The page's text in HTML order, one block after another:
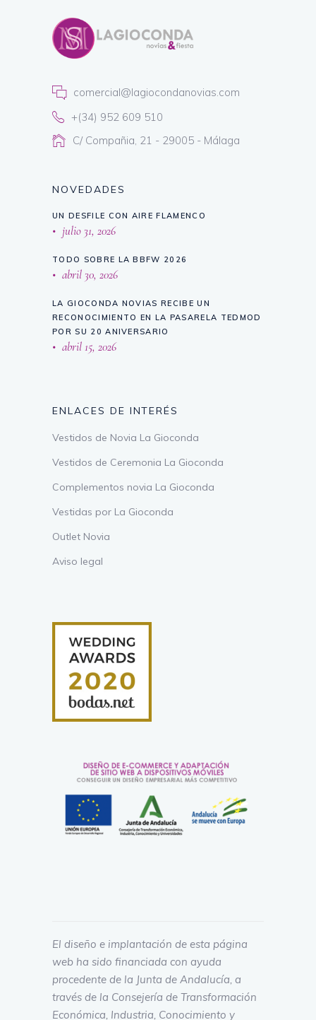
comercial@lagiocondanovias.com
+(34) 952 609 510
C/ Compañia, 21 - 29005 - Málaga
NOVEDADES
UN DESFILE CON AIRE FLAMENCO
julio 31, 2026
TODO SOBRE LA BBFW 2026
abril 30, 2026
LA GIOCONDA NOVIAS RECIBE UN
RECONOCIMIENTO EN LA PASARELA TEDMOD
POR SU 20 ANIVERSARIO
abril 15, 2026
ENLACES DE INTERÉS
Vestidos de Novia La Gioconda
Vestidos de Ceremonia La Gioconda
Complementos novia La Gioconda
Vestidas por La Gioconda
Outlet Novia
Aviso legal
El diseño e implantación de esta página
web ha sido financiada con ayuda
procedente de la Junta de Andalucía, a
través de la Consejería de Transformación
Económica, Industria, Conocimiento y